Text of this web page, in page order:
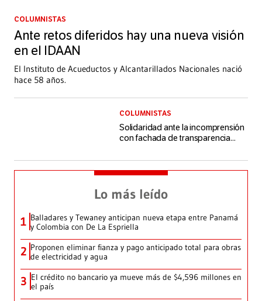
COLUMNISTAS
Ante retos diferidos hay una nueva visión
en el IDAAN
El Instituto de Acueductos y Alcantarillados Nacionales nació
hace 58 años.
COLUMNISTAS
Solidaridad ante la incomprensión
con fachada de transparencia...
Lo más leído
1 Balladares y Tewaney anticipan nueva etapa entre Panamá
y Colombia con De La Espriella
2 Proponen eliminar fianza y pago anticipado total para obras
de electricidad y agua
3 El crédito no bancario ya mueve más de $4,596 millones en
el país